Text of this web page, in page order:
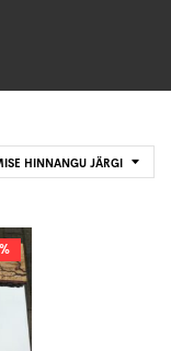
HINNANGU JÄRGI